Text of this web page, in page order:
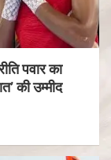
पवार का
की उम्मीद